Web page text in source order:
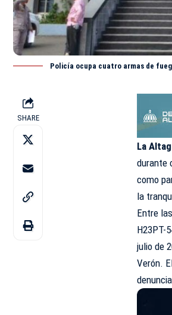
Policía ocupa cuatro armas de
SHARE
La
durante
como
la
Entre
H23PT-
julio de
Verón.